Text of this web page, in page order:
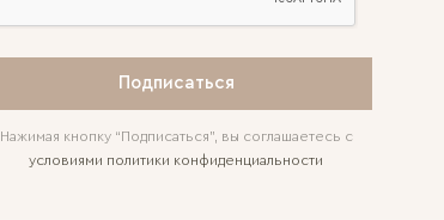
Подписаться
Нажимая кнопку “Подписаться”, вы соглашаетесь с
условиями политики конфиденциальности